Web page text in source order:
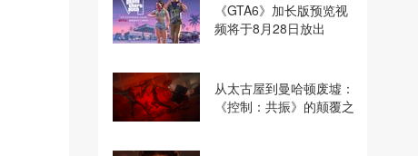
《GTA6》加长版预览视
频将于8月28日放出
从太古屋到曼哈顿废墟：
《控制：共振》的颠覆之